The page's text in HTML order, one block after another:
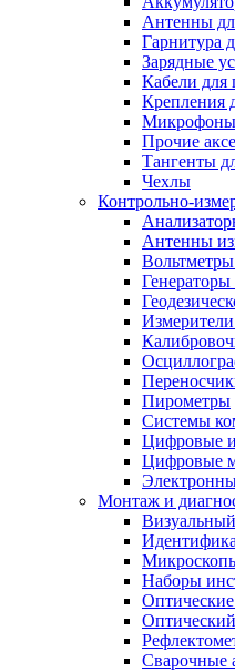
Антенны
Гарнитура
Зарядные
Кабели для
Крепления
Микрофоны
Прочие
Тангенты
Чехлы
Контрольно-
Антенны
Генераторы
Пирометры
Системы
Цифровые
Цифровые
Монтаж и
Наборы
Сварочные